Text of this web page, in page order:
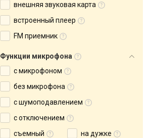
внешняя звуковая карта
встроенный плеер
FM приемник
Функции микрофона
с микрофоном
без микрофона
с шумоподавлением
с отключением
съемный
на дужке